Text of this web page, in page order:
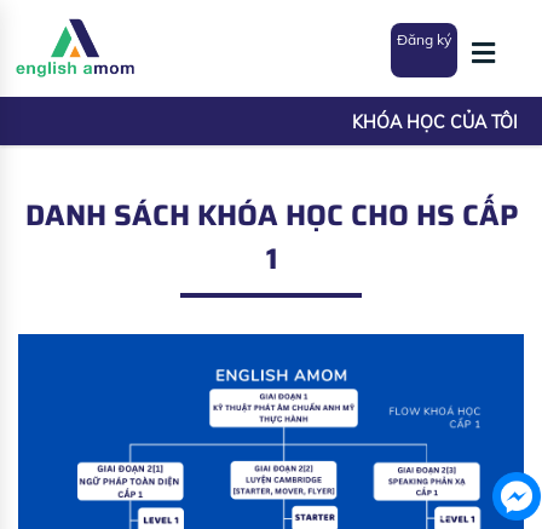
Đăng ký
KHÓA HỌC CỦA TÔI
DANH SÁCH KHÓA HỌC CHO HS CẤP
1